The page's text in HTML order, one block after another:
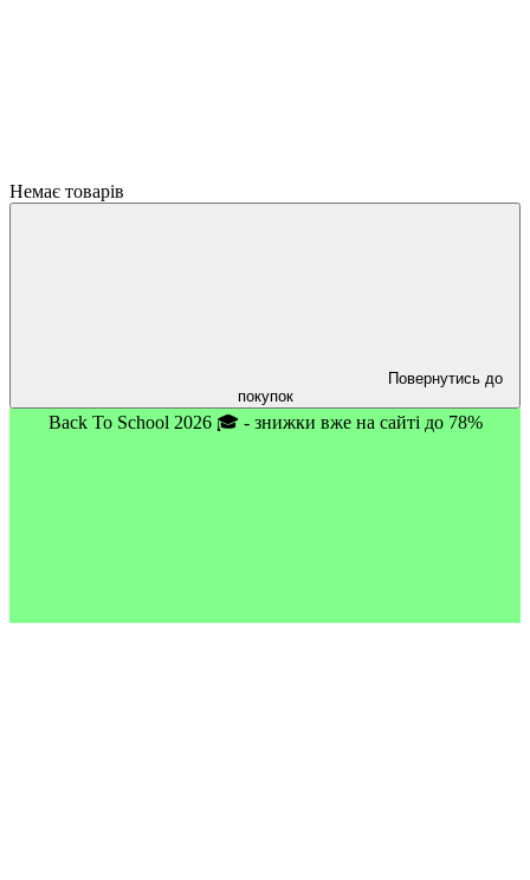
Немає товарів
Повернутись до
покупок
Back To School 2026 🎓 - знижки вже на сайті до 78%